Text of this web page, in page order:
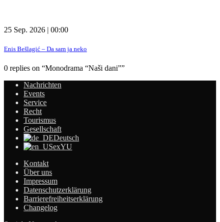
25 Sep. 2026 | 00:00
Enis Bešlagić – Da sam ja neko
0 replies on “Monodrama “Naši dani””
Nachrichten
Events
Service
Recht
Tourismus
Gesellschaft
Deutsch
exYU
Kontakt
Über uns
Impressum
Datenschutzerklärung
Barrierefreiheitserklärung
Changelog